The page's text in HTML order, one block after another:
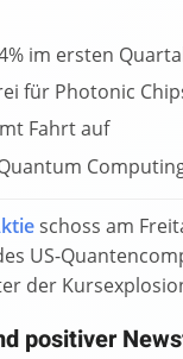
im ersten
für Photonic
Fahrt auf
schoss am
US-
der
positiver